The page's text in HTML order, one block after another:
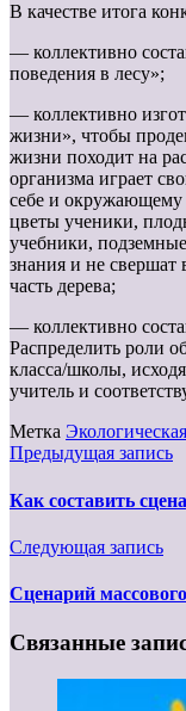
В качестве итога
— коллективно
поведения в лесу»;
— коллективно
жизни», чтобы
жизни походит на
организма играет
себе и
цветы ученики,
учебники,
знания и не свершат
часть дерева;
— коллективно
Распределить роли
класса/школы,
учитель и
Метка
Предыдущая запись
Как составить
Следующая запись
Сценарий
Связанные